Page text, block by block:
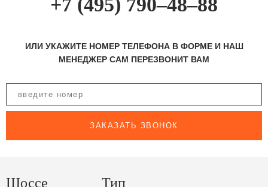
+7 (495) 790–48–88
ИЛИ УКАЖИТЕ НОМЕР ТЕЛЕФОНА В ФОРМЕ И НАШ
МЕНЕДЖЕР САМ ПЕРЕЗВОНИТ ВАМ
ЗАКАЗАТЬ ЗВОНОК
Шоссе Тип